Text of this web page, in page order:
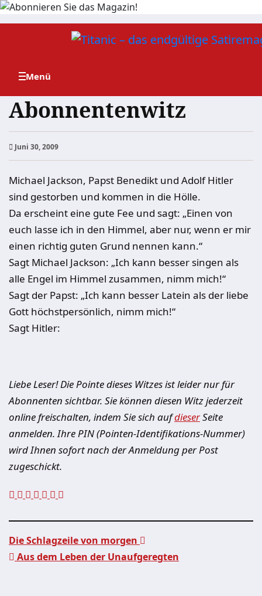
Zum
Abonnentenwitz
Juni 30, 2009
Michael Jackson, Papst Benedikt und Adolf Hitler
sind gestorben und kommen in die Hölle.
Da erscheint eine gute Fee und sagt: „Einen von
euch lasse ich in den Himmel, aber nur, wenn er mir
einen richtig guten Grund nennen kann.“
Sagt Michael Jackson: „Ich kann besser singen als
alle Engel im Himmel zusammen, nimm mich!“
Sagt der Papst: „Ich kann besser Latein als der liebe
Gott höchstpersönlich, nimm mich!“
Sagt Hitler:
Liebe Leser! Die Pointe dieses Witzes ist leider nur für
Abonnenten sichtbar. Sie können diesen Witz jederzeit
online freischalten, indem Sie sich aufdieserSeite
anmelden. Ihre PIN (Pointen-Identifikations-Nummer)
wird Ihnen sofort nach der Anmeldung per Post
zugeschickt.
Die Schlagzeile von morgen
Aus dem Leben der Unaufgeregten